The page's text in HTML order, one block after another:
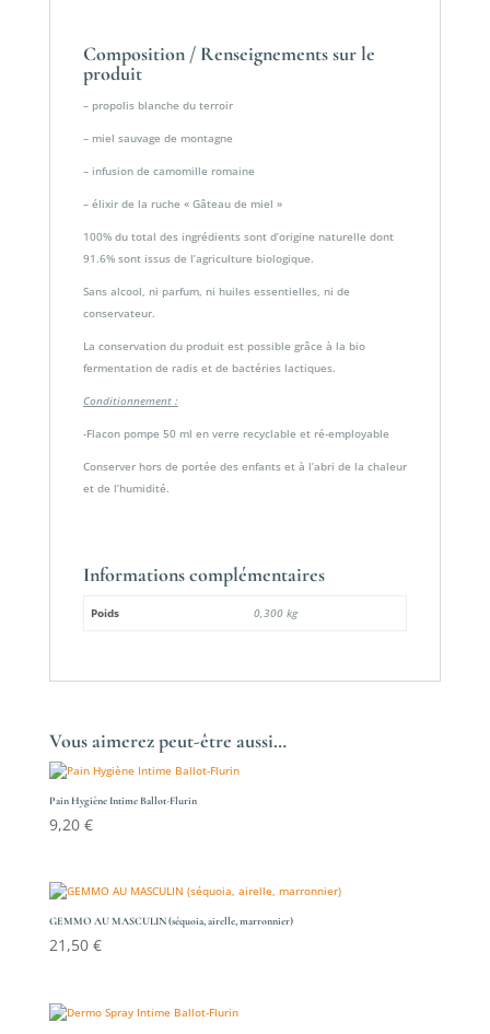
Composition / Renseignements sur le
produit
– propolis blanche du terroir
– miel sauvage de montagne
– infusion de camomille romaine
– élixir de la ruche « Gâteau de miel »
100% du total des ingrédients sont d’origine naturelle dont
91.6% sont issus de l’agriculture biologique.
Sans alcool, ni parfum, ni huiles essentielles, ni de
conservateur.
La conservation du produit est possible grâce à la bio
fermentation de radis et de bactéries lactiques.
Conditionnement :
-Flacon pompe 50 ml en verre recyclable et ré-employable
Conserver hors de portée des enfants et à l’abri de la chaleur
et de l’humidité.
Informations complémentaires
Poids 0,300 kg
Vous aimerez peut-être aussi…
Pain Hygiène Intime Ballot-Flurin
9,20 €
GEMMO AU MASCULIN (séquoia, airelle, marronnier)
21,50 €